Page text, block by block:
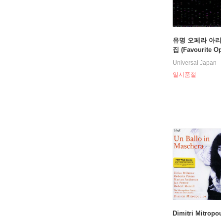
유명 오페라 아
집 (Favourite
Arias)
Universal Japan
일시품절
Dimitri